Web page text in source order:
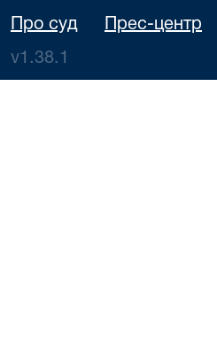
Про суд Прес-центр
v1.38.1